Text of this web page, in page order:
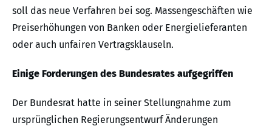
soll das neue Verfahren bei sog. Massengeschäften wie
Preiserhöhungen von Banken oder Energielieferanten
oder auch unfairen Vertragsklauseln.
Einige Forderungen des Bundesrates aufgegriffen
Der Bundesrat hatte in seiner Stellungnahme zum
ursprünglichen Regierungsentwurf Änderungen